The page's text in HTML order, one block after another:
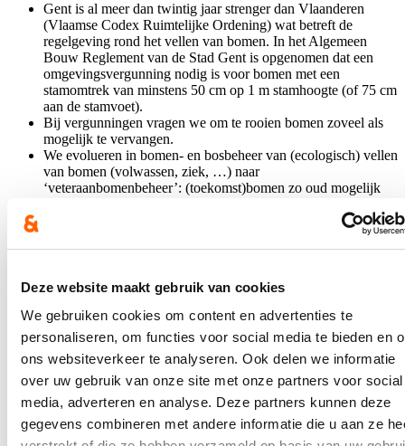
Deze website maakt gebruik van cookies
We gebruiken cookies om content en advertenties te
personaliseren, om functies voor social media te bieden en
ons websiteverkeer te analyseren. Ook delen we informatie
over uw gebruik van onze site met onze partners voor social
media, adverteren en analyse. Deze partners kunnen deze
gegevens combineren met andere informatie die u aan ze
Gent is al meer dan twintig jaar strenger dan Vlaanderen
(Vlaamse Codex Ruimtelijke Ordening) wat betreft de
regelgeving rond het vellen van bomen. In het Algemeen
Bouw Reglement van de Stad Gent is opgenomen dat een
omgevingsvergunning nodig is voor bomen met een
stamomtrek van minstens 50 cm op 1 m stamhoogte (of 75 cm
aan de stamvoet).
Bij vergunningen vragen we om te rooien bomen zoveel als
mogelijk te vervangen.
We evolueren in bomen- en bosbeheer van (ecologisch) vellen
van bomen (volwassen, ziek, …) naar
‘veteraanbomenbeheer’: (toekomst)bomen zo oud mogelijk
projecten en bij advisering van vergunningen en plannen
uitgevoerd worden door erkende ETW’ers (European Tree
Bomenbeheer is opgenomen in beheerfiches met minimale
We zijn in Gent met andere woorden al jaren bezig met maximaal en
optimaal behoud en de uitbreiding van het bomenbestand. Deze
visie wordt steeds bijgestuurd. Het is onze ambitie om het
bomenbeleidsplan te actualiseren.